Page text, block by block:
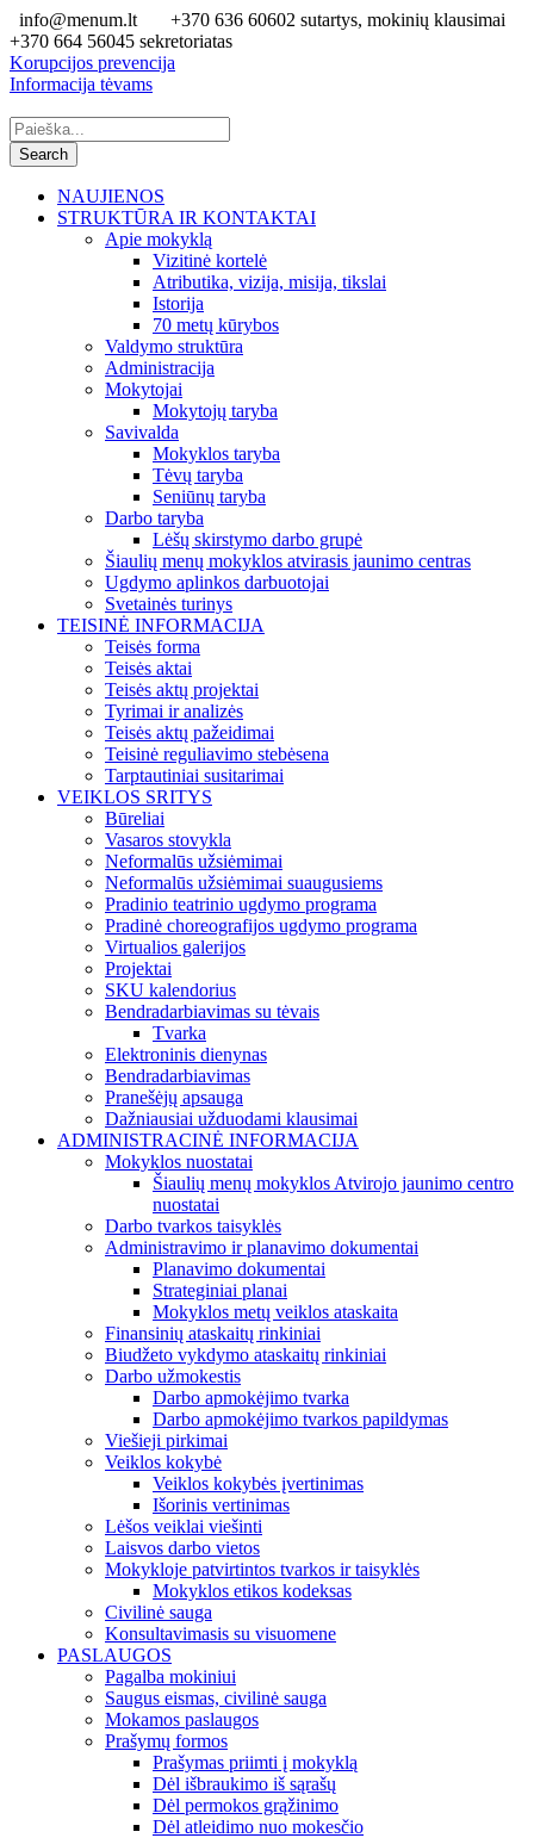
info@menum.lt
+370 636 60602 sutartys, mokinių klausimai
+370 664 56045 sekretoriatas
Korupcijos prevencija
Informacija tėvams
NAUJIENOS
STRUKTŪRA IR KONTAKTAI
Apie mokyklą
Vizitinė kortelė
Atributika, vizija, misija, tikslai
Istorija
70 metų kūrybos
Valdymo struktūra
Administracija
Mokytojai
Mokytojų taryba
Savivalda
Mokyklos taryba
Tėvų taryba
Seniūnų taryba
Darbo taryba
Lėšų skirstymo darbo grupė
Šiaulių menų mokyklos atvirasis jaunimo centras
Ugdymo aplinkos darbuotojai
Svetainės turinys
TEISINĖ INFORMACIJA
Teisės forma
Teisės aktai
Teisės aktų projektai
Tyrimai ir analizės
Teisės aktų pažeidimai
Teisinė reguliavimo stebėsena
Tarptautiniai susitarimai
VEIKLOS SRITYS
Būreliai
Vasaros stovykla
Neformalūs užsiėmimai
Neformalūs užsiėmimai suaugusiems
Pradinio teatrinio ugdymo programa
Pradinė choreografijos ugdymo programa
Virtualios galerijos
Projektai
SKU kalendorius
Bendradarbiavimas su tėvais
Tvarka
Elektroninis dienynas
Bendradarbiavimas
Pranešėjų apsauga
Dažniausiai užduodami klausimai
ADMINISTRACINĖ INFORMACIJA
Mokyklos nuostatai
Šiaulių menų mokyklos Atvirojo jaunimo centro
nuostatai
Darbo tvarkos taisyklės
Administravimo ir planavimo dokumentai
Planavimo dokumentai
Strateginiai planai
Mokyklos metų veiklos ataskaita
Finansinių ataskaitų rinkiniai
Biudžeto vykdymo ataskaitų rinkiniai
Darbo užmokestis
Darbo apmokėjimo tvarka
Darbo apmokėjimo tvarkos papildymas
Viešieji pirkimai
Veiklos kokybė
Veiklos kokybės įvertinimas
Išorinis vertinimas
Lėšos veiklai viešinti
Laisvos darbo vietos
Mokykloje patvirtintos tvarkos ir taisyklės
Mokyklos etikos kodeksas
Civilinė sauga
Konsultavimasis su visuomene
PASLAUGOS
Pagalba mokiniui
Saugus eismas, civilinė sauga
Mokamos paslaugos
Prašymų formos
Prašymas priimti į mokyklą
Dėl išbraukimo iš sąrašų
Dėl permokos grąžinimo
Dėl atleidimo nuo mokesčio